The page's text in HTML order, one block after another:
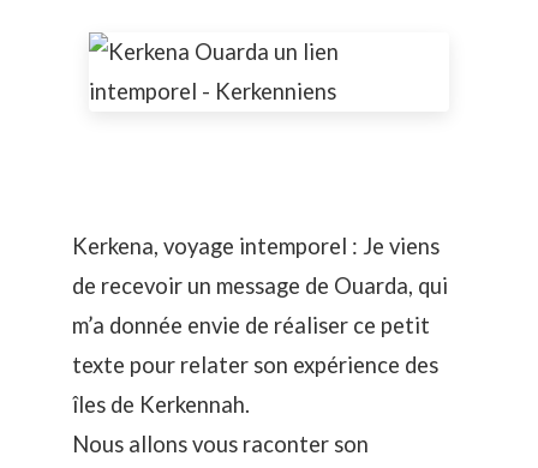
Kerkena, voyage intemporel : Je viens
de recevoir un message de Ouarda, qui
m’a donnée envie de réaliser ce petit
texte pour relater son expérience des
îles de Kerkennah.
Nous allons vous raconter son